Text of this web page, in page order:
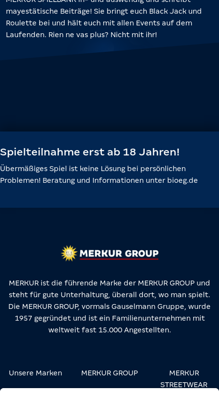
mayestätische Beiträge! Sie bringt euch Black Jack und
Roulette bei und hält euch mit allen Events auf dem
Laufenden. Rien ne vas plus? Nicht mit ihr!
Spielteilnahme erst ab 18 Jahren!
Übermäßiges Spiel ist keine Lösung bei persönlichen
Problemen! Beratung und Informationen unter bioeg.de
MERKUR ist die führende Marke der MERKUR GROUP und
steht für gute Unterhaltung, überall dort, wo man spielt.
Die MERKUR GROUP, vormals Gauselmann Gruppe, wurde
1957 gegründet und ist ein Familienunternehmen mit
weltweit fast 15.000 Angestellten.
Unsere Marken MERKUR GROUP
MERKUR
STREETWEAR